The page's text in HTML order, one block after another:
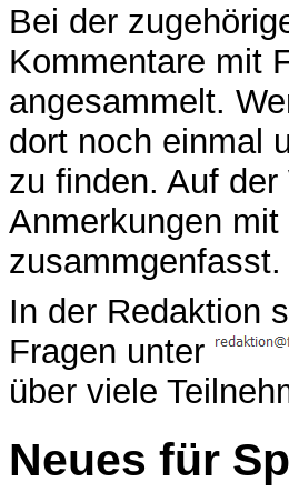
Bei der
Kommentare mit
angesammelt.
dort noch einmal
zu finden. Auf
Anmerkungen
zusammgenfasst.
In der Redaktion
Fragen unter
über viele
Neues für